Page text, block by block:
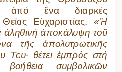
ἀπό ἕνα διαρκές
Εὐχαριστίας.«Ἡ
ἀληθινή ἀποκάλυψη τοῦ
τῆς ἀπολυτρωτικῆς
Του· θέτει ἐμπρός στή
συμβολικῶν